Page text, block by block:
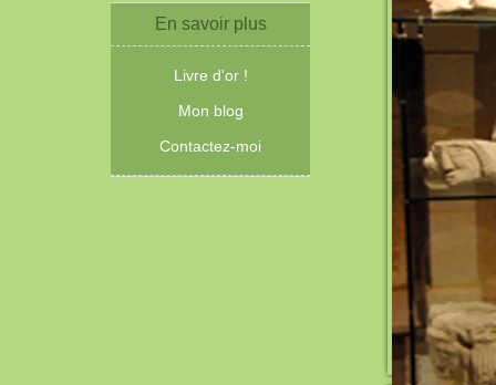
En savoir plus
Livre d'or !
Mon blog
Contactez-moi